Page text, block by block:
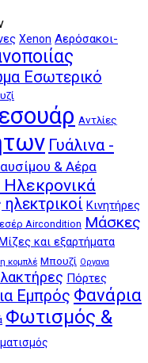
Xenon Αερόσακοι-
Εσωτερικό
Αντλίες
Γυάλινα -
& Αέρα
Κινητήρες
Aircondition Μάσκες
Μίζες και εξαρτήματα
κομπλέ Μπουζί Οργανα
Πόρτες
Εμπρός Φανάρια
Φωτισμός &